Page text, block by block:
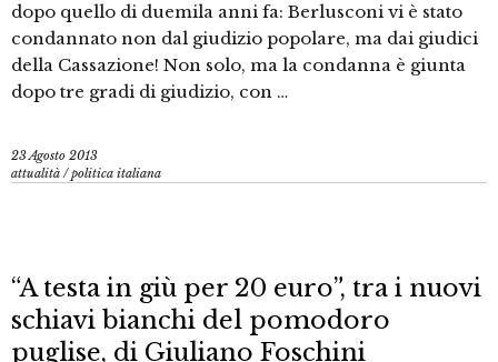
dopo quello di duemila anni fa: Berlusconi vi è stato
condannato non dal giudizio popolare, ma dai giudici
della Cassazione! Non solo, ma la condanna è giunta
dopo tre gradi di giudizio, con …
23 Agosto 2013
attualità /politica italiana
“A testa in giù per 20 euro”, tra i nuovi
schiavi bianchi del pomodoro
puglise, di Giuliano Foschini